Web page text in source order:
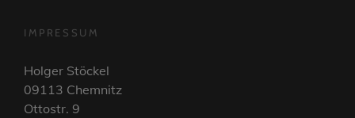
IMPRESSUM
Holger Stöckel
09113 Chemnitz
Ottostr. 9